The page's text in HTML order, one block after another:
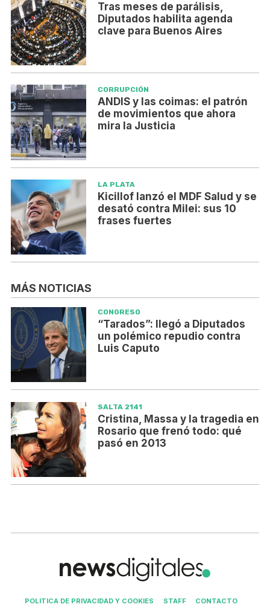
Tras meses de parálisis,
Diputados habilita agenda
clave para Buenos Aires
CORRUPCIÓN
ANDIS y las coimas: el patrón
de movimientos que ahora
mira la Justicia
LA PLATA
Kicillof lanzó el MDF Salud y se
desató contra Milei: sus 10
frases fuertes
MÁS NOTICIAS
CONGRESO
“Tarados”: llegó a Diputados
un polémico repudio contra
Luis Caputo
SALTA 2141
Cristina, Massa y la tragedia en
Rosario que frenó todo: qué
pasó en 2013
POLITICA DE PRIVACIDAD Y COOKIES STAFF CONTACTO